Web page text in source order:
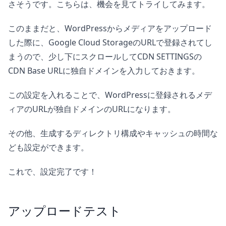
さそうです。こちらは、機会を見てトライしてみます。
このままだと、WordPressからメディアをアップロード
した際に、Google Cloud StorageのURLで登録されてし
まうので、少し下にスクロールしてCDN SETTINGSの
CDN Base URLに独自ドメインを入力しておきます。
この設定を入れることで、WordPressに登録されるメデ
ィアのURLが独自ドメインのURLになります。
その他、生成するディレクトリ構成やキャッシュの時間な
ども設定ができます。
これで、設定完了です！
アップロードテスト